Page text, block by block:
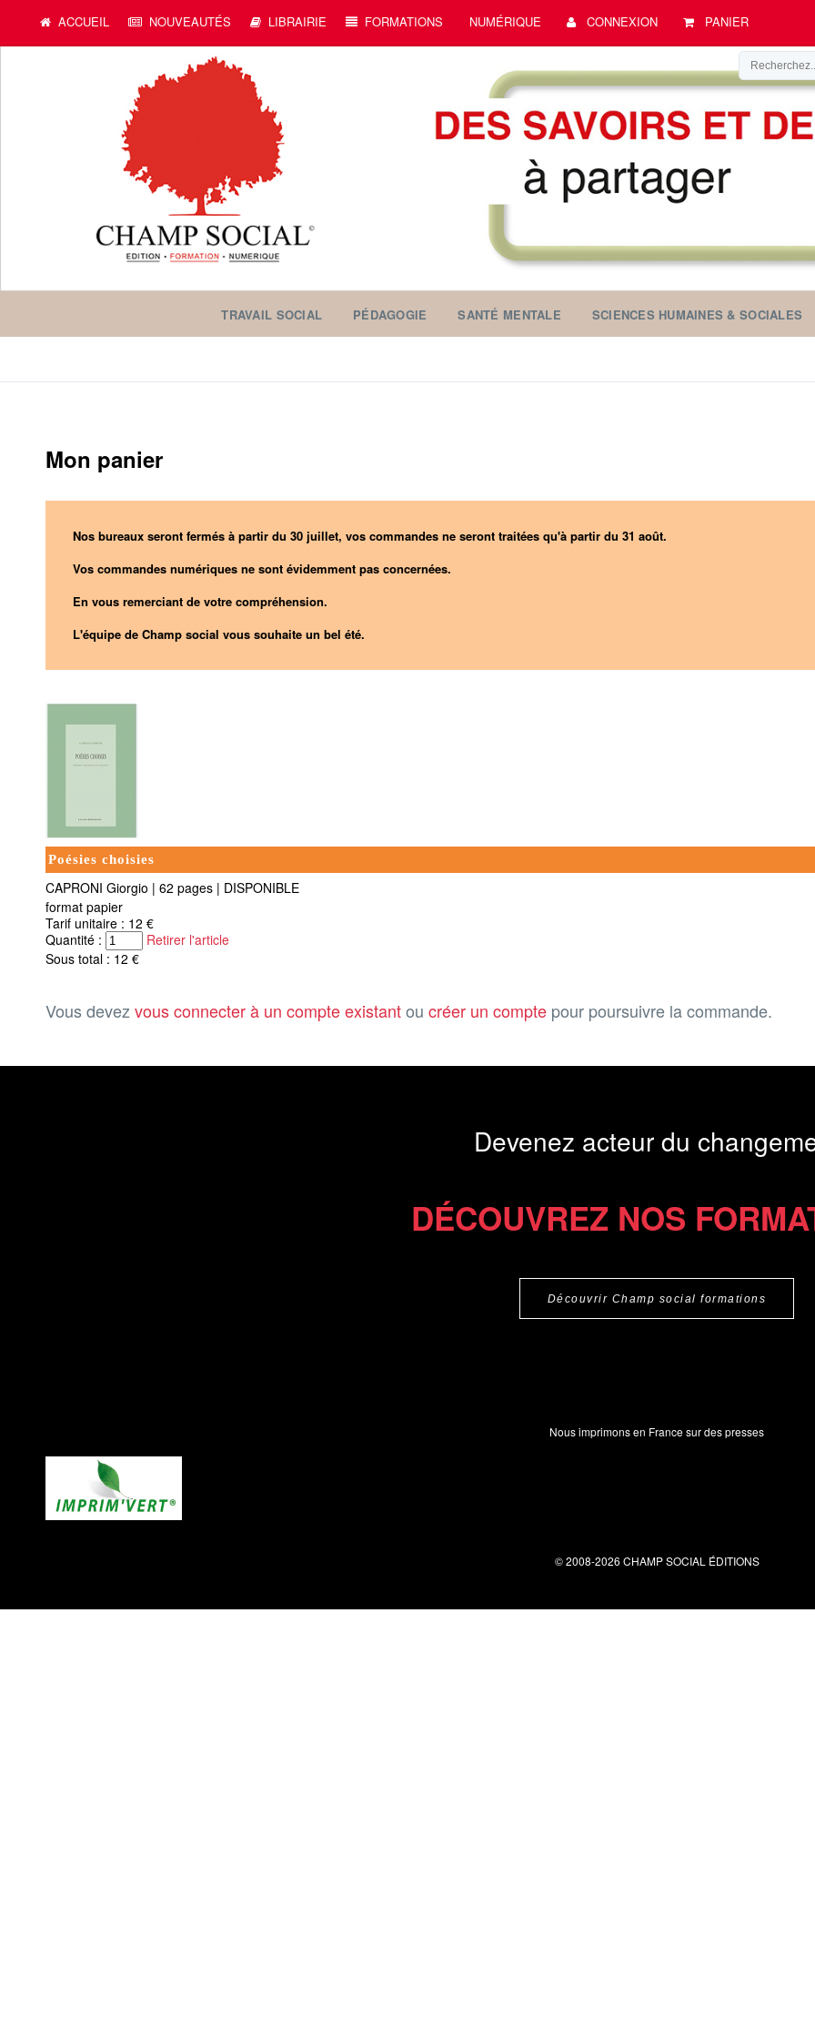
ACCUEIL NOUVEAUTÉS LIBRAIRIE FORMATIONS NUMÉRIQUE CONNEXION PANIER
TRAVAIL SOCIAL PÉDAGOGIE SANTÉ MENTALE SCIENCES HUMAINES & SOCIALES
Mon panier
Nos bureaux seront fermés à partir du 30 juillet, vos commandes ne seront traitées qu'à partir du 31 août.
Vos commandes numériques ne sont évidemment pas concernées.
En vous remerciant de votre compréhension.
L'équipe de Champ social vous souhaite un bel été.
Poésies choisies
CAPRONI Giorgio | 62 pages | DISPONIBLE
format papier
Tarif unitaire : 12 €
Quantité :
Retirer l'article
Sous total : 12 €
Vous devezvous connecter à un compte existantou créer un compte pour poursuivre la commande.
Devenez acteur du
DÉCOUVREZ NOS
Découvrir Champ social formations
Nous imprimons en France sur des presses
© 2008-2026 CHAMP SOCIAL ÉDITIONS